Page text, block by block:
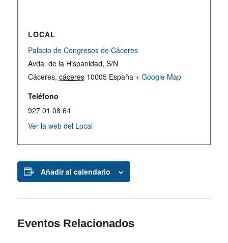
LOCAL
Palacio de Congresos de Cáceres
Avda. de la Hispanidad, S/N
Cáceres, cáceres 10005 España + Google Map
Teléfono
927 01 08 64
Ver la web del Local
Añadir al calendario
Eventos Relacionados